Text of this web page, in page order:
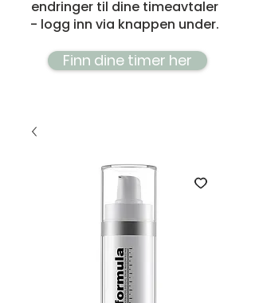
Finn dine timer her
endringer til dine timeavtaler
- logg inn via knappen under.